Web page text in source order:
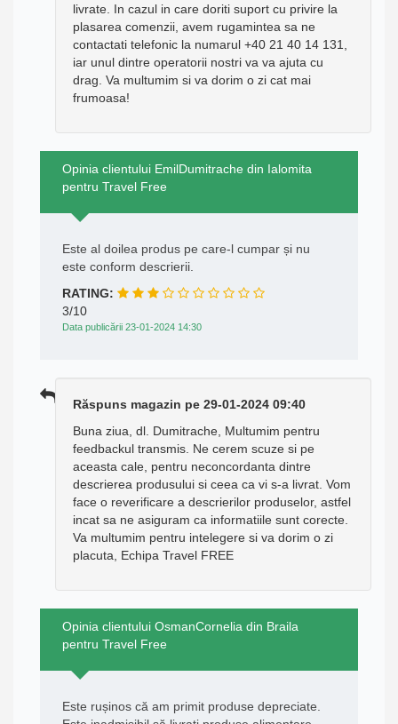
livrate. In cazul in care doriti suport cu privire la
plasarea comenzii, avem rugamintea sa ne
contactati telefonic la numarul +40 21 40 14 131,
iar unul dintre operatorii nostri va va ajuta cu
drag. Va multumim si va dorim o zi cat mai
frumoasa!
Opinia clientului EmilDumitrache din Ialomita
pentru Travel Free
Este al doilea produs pe care-l cumpar și nu
este conform descrierii.
RATING:
3/10
Data publicării 23-01-2024 14:30
Răspuns magazin pe 29-01-2024 09:40
Buna ziua, dl. Dumitrache, Multumim pentru
feedbackul transmis. Ne cerem scuze si pe
aceasta cale, pentru neconcordanta dintre
descrierea produsului si ceea ca vi s-a livrat. Vom
face o reverificare a descrierilor produselor, astfel
incat sa ne asiguram ca informatiile sunt corecte.
Va multumim pentru intelegere si va dorim o zi
placuta, Echipa Travel FREE
Opinia clientului OsmanCornelia din Braila
pentru Travel Free
Este rușinos că am primit produse depreciate.